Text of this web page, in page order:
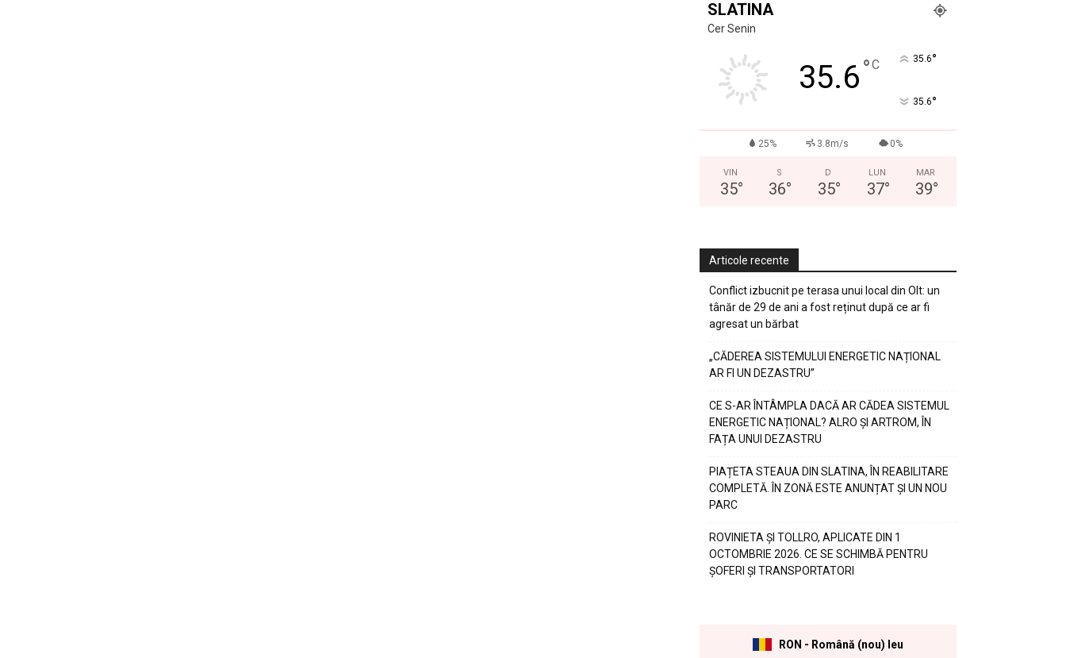
SLATINA
Cer Senin
35.6°C 35.6°
35.6°
25% 3.8m/s 0%
VIN
35°
S
36°
D
35°
LUN
37°
MAR
39°
Articole recente
Conflict izbucnit pe terasa unui local din Olt: un
tânăr de 29 de ani a fost reținut după ce ar fi
agresat un bărbat
„CĂDEREA SISTEMULUI ENERGETIC NAȚIONAL
AR FI UN DEZASTRU”
CE S-AR ÎNTÂMPLA DACĂ AR CĂDEA SISTEMUL
ENERGETIC NAȚIONAL? ALRO ȘI ARTROM, ÎN
FAȚA UNUI DEZASTRU
PIAȚETA STEAUA DIN SLATINA, ÎN REABILITARE
COMPLETĂ. ÎN ZONĂ ESTE ANUNȚAT ȘI UN NOU
PARC
ROVINIETA ȘI TOLLRO, APLICATE DIN 1
OCTOMBRIE 2026. CE SE SCHIMBĂ PENTRU
ȘOFERI ȘI TRANSPORTATORI
RON - Română (nou) leu